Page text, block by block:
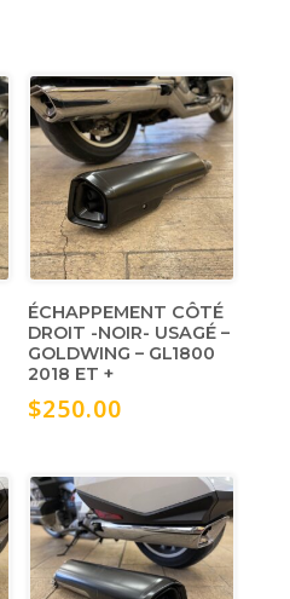
ÉCHAPPEMENT CÔTÉ
DROIT -NOIR- USAGÉ –
GOLDWING – GL1800
2018 ET +
$250.00